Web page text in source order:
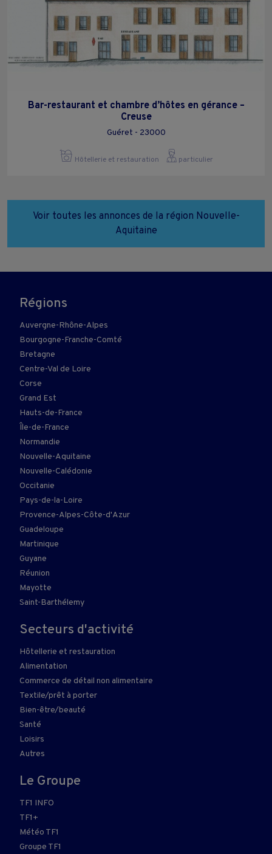
Bar-restaurant et chambre d’hôtes en gérance –
Creuse
Guéret - 23000
Hôtellerie et restauration particulier
Voir toutes les annonces de la région Nouvelle-
Aquitaine
Régions
Auvergne-Rhône-Alpes
Bourgogne-Franche-Comté
Bretagne
Centre-Val de Loire
Corse
Grand Est
Hauts-de-France
Île-de-France
Normandie
Nouvelle-Aquitaine
Nouvelle-Calédonie
Occitanie
Pays-de-la-Loire
Provence-Alpes-Côte-d'Azur
Guadeloupe
Martinique
Guyane
Réunion
Mayotte
Saint-Barthélemy
Secteurs d'activité
Hôtellerie et restauration
Alimentation
Commerce de détail non alimentaire
Textile/prêt à porter
Bien-être/beauté
Santé
Loisirs
Autres
Le Groupe
TF1 INFO
TF1+
Météo TF1
Groupe TF1